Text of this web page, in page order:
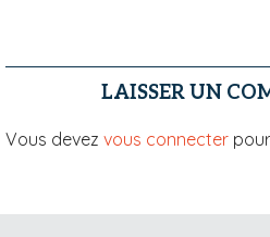
LAISSER UN
Vous devez vous connecter